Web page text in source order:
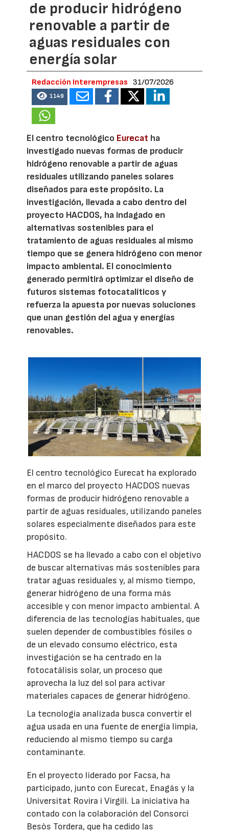
de producir hidrógeno
renovable a partir de
aguas residuales con
energía solar
Redacción Interempresas 31/07/2026
1149
El centro tecnológico Eurecat ha
investigado nuevas formas de producir
hidrógeno renovable a partir de aguas
residuales utilizando paneles solares
diseñados para este propósito. La
investigación, llevada a cabo dentro del
proyecto HACDOS, ha indagado en
alternativas sostenibles para el
tratamiento de aguas residuales al mismo
tiempo que se genera hidrógeno con menor
impacto ambiental. El conocimiento
generado permitirá optimizar el diseño de
futuros sistemas fotocatalíticos y
refuerza la apuesta por nuevas soluciones
que unan gestión del agua y energías
renovables.
El centro tecnológico Eurecat ha explorado
en el marco del proyecto HACDOS nuevas
formas de producir hidrógeno renovable a
partir de aguas residuales, utilizando paneles
solares especialmente diseñados para este
propósito.
HACDOS se ha llevado a cabo con el objetivo
de buscar alternativas más sostenibles para
tratar aguas residuales y, al mismo tiempo,
generar hidrógeno de una forma más
accesible y con menor impacto ambiental. A
diferencia de las tecnologías habituales, que
suelen depender de combustibles fósiles o
de un elevado consumo eléctrico, esta
investigación se ha centrado en la
fotocatálisis solar, un proceso que
aprovecha la luz del sol para activar
materiales capaces de generar hidrógeno.
La tecnología analizada busca convertir el
agua usada en una fuente de energía limpia,
reduciendo al mismo tiempo su carga
contaminante.
En el proyecto liderado por Facsa, ha
participado, junto con Eurecat, Enagás y la
Universitat Rovira i Virgili. La iniciativa ha
contado con la colaboración del Consorci
Besòs Tordera, que ha cedido las